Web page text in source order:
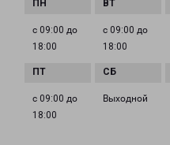
с 09:00 до
18:00
с 09:00 до
18:00
с 09:00 до
18:00
Выходной